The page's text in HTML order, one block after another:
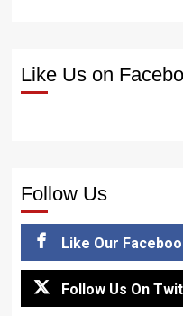
Like Us on
Follow Us
Like Our
Follow Us On